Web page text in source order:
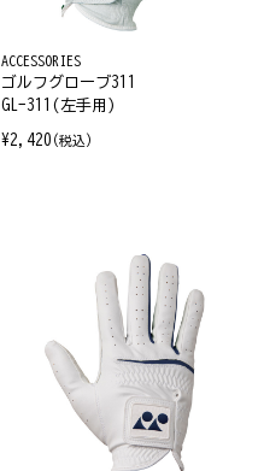
ACCESSORIES
ゴルフグローブ311
GL-311(左手用)
¥2,420 (税込)